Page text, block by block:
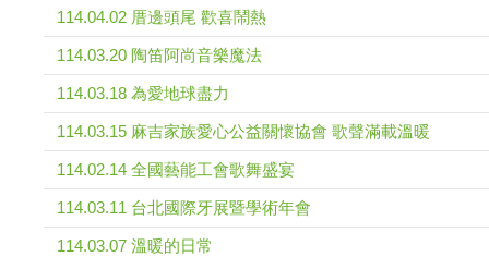
114.04.02 厝邊頭尾 歡喜鬧熱
114.03.20 陶笛阿尚音樂魔法
114.03.18 為愛地球盡力
114.03.15 麻吉家族愛心公益關懷協會 歌聲滿載溫暖
114.02.14 全國藝能工會歌舞盛宴
114.03.11 台北國際牙展暨學術年會
114.03.07 溫暖的日常